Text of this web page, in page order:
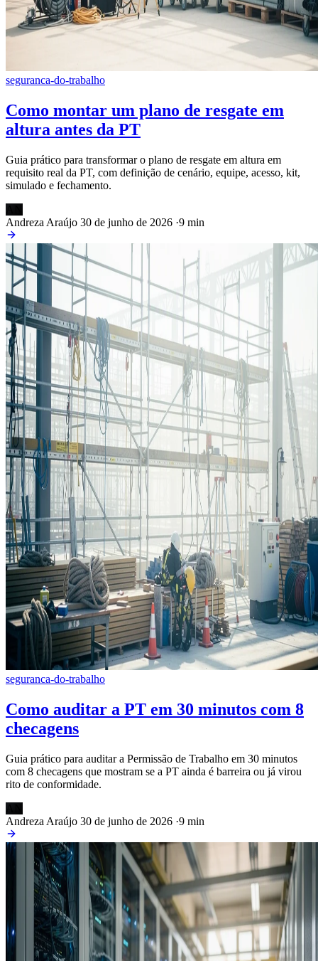
seguranca-do-trabalho
Como montar um plano de resgate em
altura antes da PT
Guia prático para transformar o plano de resgate em altura em
requisito real da PT, com definição de cenário, equipe, acesso, kit,
simulado e fechamento.
Andreza Araújo 30 de junho de 2026 ·9 min
seguranca-do-trabalho
Como auditar a PT em 30 minutos com 8
checagens
Guia prático para auditar a Permissão de Trabalho em 30 minutos
com 8 checagens que mostram se a PT ainda é barreira ou já virou
rito de conformidade.
Andreza Araújo 30 de junho de 2026 ·9 min